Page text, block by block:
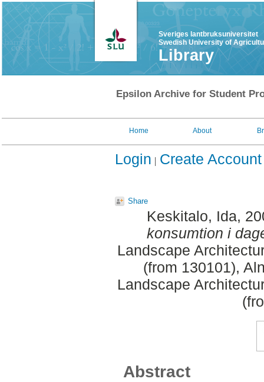
Sveriges lantbruksuniversitet
Swedish University of
Library
Epsilon Archive for Student
Home About
Login Create Account
Share
Keskitalo, Ida,
konsumtion i
Landscape
(from 130101),
Landscape
Abstract